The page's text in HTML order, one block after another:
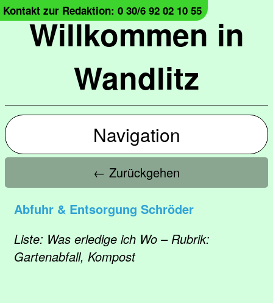
Willkommen in
Wandlitz
Kontakt zur Redaktion: 0 30/6 92 02 10 55
Navigation
← Zurückgehen
Abfuhr & Entsorgung Schröder
Liste: Was erledige ich Wo – Rubrik:
Gartenabfall, Kompost